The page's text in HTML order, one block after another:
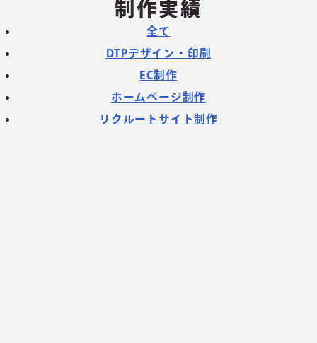
制作実績
全て
DTPデザイン・印刷
EC制作
ホームページ制作
リクルートサイト制作